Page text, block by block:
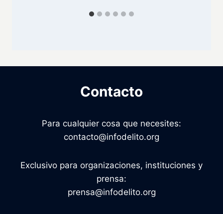
Contacto
Para cualquier cosa que necesites:
contacto@infodelito.org
Exclusivo para organizaciones, instituciones y
prensa:
prensa@infodelito.org